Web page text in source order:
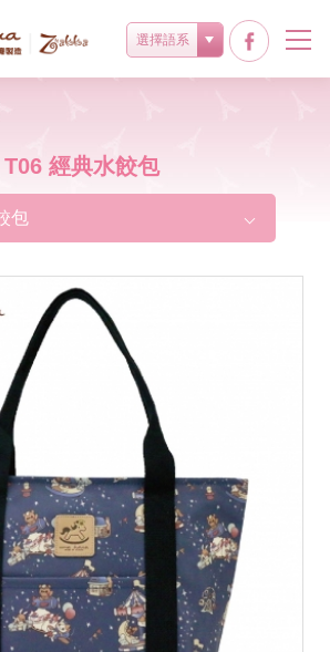
選擇語系
T06 經典水餃包
包